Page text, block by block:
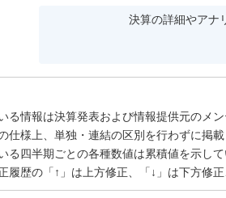
決算の詳細やアナ
る情報は決算発表および情報提供元のメ
仕様上、単独・連結の区別を行わずに掲載
る四半期ごとの各種数値は累積値を示して
履歴の「↑」は上方修正、「↓」は下方修